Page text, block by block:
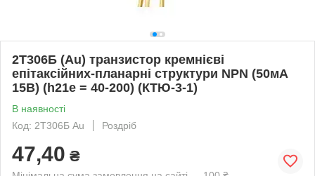
2Т306Б (Au) транзистор кремнієві
епітаксійних-планарні структури NPN (50мА
15В) (h21е = 40-200) (КТЮ-3-1)
В наявності
Код: 2Т306Б Au
Роздріб
47,40 ₴